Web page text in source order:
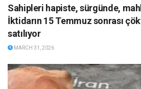
Sahipleri hapiste, sürgünde,
İktidarın 15 Temmuz sonrası
satılıyor
MARCH 31, 2026